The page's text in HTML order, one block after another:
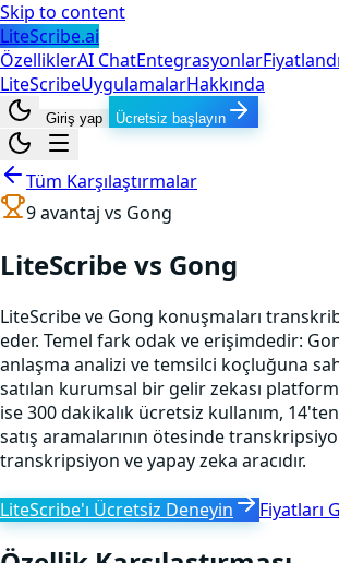
Skip to content
LiteScribe.ai
ÖzelliklerAI ChatEntegrasyonlar
LiteScribeUygulamalarHakkında
Giriş yap Ücretsiz başlayın
Tüm Karşılaştırmalar
9avantaj vs Gong
LiteScribe vs Gong
LiteScribe ve Gong konuşmaları
eder. Temel fark odak ve erişimdedir:
anlaşma analizi ve temsilci koçluğuna
satılan kurumsal bir gelir zekası
ise 300 dakikalık ücretsiz kullanım,
satış aramalarının ötesinde
transkripsiyon ve yapay zeka aracıdır.
LiteScribe'ı Ücretsiz Deneyin Fiyatları